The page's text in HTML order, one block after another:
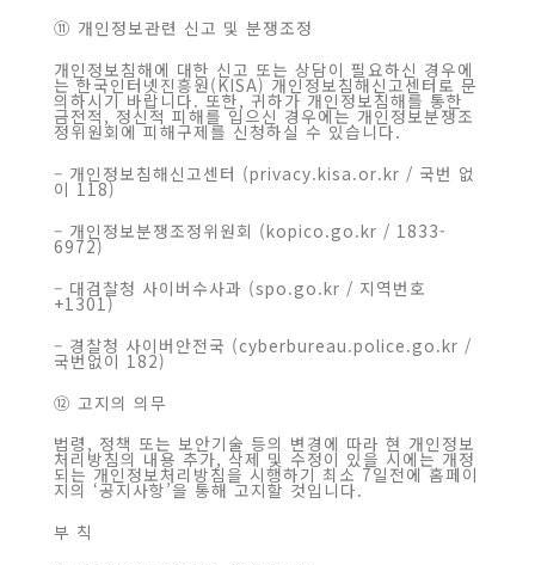
⑪ 개인정보관련 신고 및 분쟁조정
개인정보침해에 대한 신고 또는 상담이 필요하신 경우에
는 한국인터넷진흥원(KISA) 개인정보침해신고센터로 문
의하시기 바랍니다. 또한, 귀하가 개인정보침해를 통한
금전적, 정신적 피해를 입으신 경우에는 개인정보분쟁조
정위원회에 피해구제를 신청하실 수 있습니다.
– 개인정보침해신고센터 (privacy.kisa.or.kr / 국번 없
이 118)
– 개인정보분쟁조정위원회 (kopico.go.kr / 1833-
6972)
– 대검찰청 사이버수사과 (spo.go.kr / 지역번호
+1301)
– 경찰청 사이버안전국 (cyberbureau.police.go.kr /
국번없이 182)
⑫ 고지의 의무
법령, 정책 또는 보안기술 등의 변경에 따라 현 개인정보
처리방침의 내용 추가, 삭제 및 수정이 있을 시에는 개정
되는 개인정보처리방침을 시행하기 최소 7일전에 홈페이
지의 ‘공지사항’을 통해 고지할 것입니다.
부 칙